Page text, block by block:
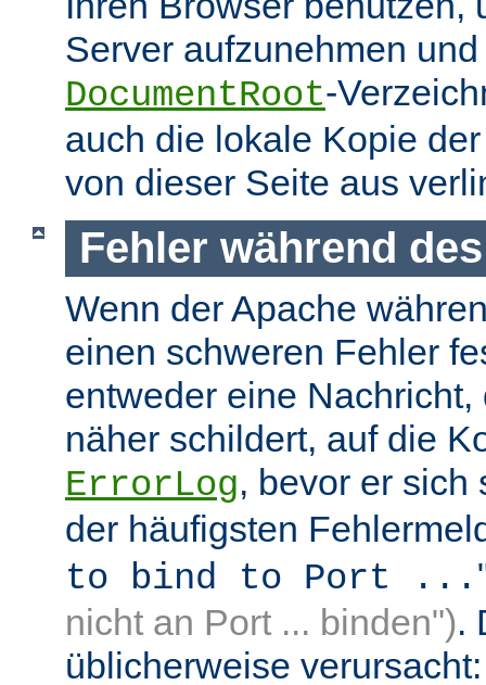
Server aufzunehmen
DocumentRoot-
auch die lokale Kopie
von dieser Seite aus
Fehler während
Wenn der Apache
einen schweren Fehler
entweder eine
näher schildert, auf die
ErrorLog, bevor er sich
der häufigsten
to bind to Port ...
nicht an Port ... binden").
üblicherweise verursacht: